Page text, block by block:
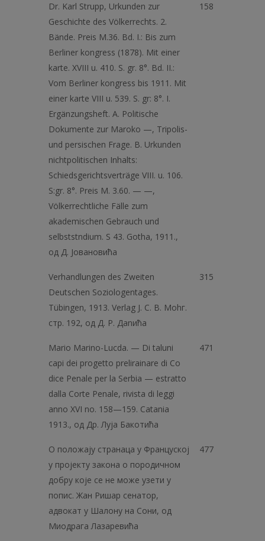
Dr. Karl Strupp, Urkunden zur
Geschichte des Völkerrechts. 2.
Bände. Preis M.36. Bd. I.: Bis zum
Berliner kongress (1878). Mit einer
karte. XVIII u. 410. S. gr. 8°. Bd. II.:
Vom Berliner kongress bis 1911. Mit
einer karte VIII u. 539. S. gr: 8°. I.
Ergänzungsheft. A. Politische
Dokumente zur Maroko —, Tripolis-
und persischen Frage. B. Urkunden
nichtpolitischen Inhalts:
Schiedsgerichtsverträge VIII. u. 106.
S:gr. 8°. Preis M. 3.60. — —,
Völkerrechtliche Fälle zum
akademischen Gebrauch und
selbststndium. S 43. Gotha, 1911.,
од Д. Јовановића
158
Verhandlungen des Zweiten
Deutschen Soziologentages.
Tübingen, 1913. Verlag J. C. B. Моhг.
стр. 192, од Д. P. Даnића
315
Mario Marino-Lucda. — Di taluni
capi dei progetto prelirainare di Co
dice Penale per la Serbia — estratto
dalla Corte Penale, rivista di leggi
anno XVI no. 158—159. Catania
1913., од Др. Луја Бакотића
471
O положају странаца у Француској
у пројекту закона о породичном
добру које се не може узети у
попис. Жан Ришар сенатор,
адвокат у Шалону на Сони, од
Миодрага Лазаревића
477